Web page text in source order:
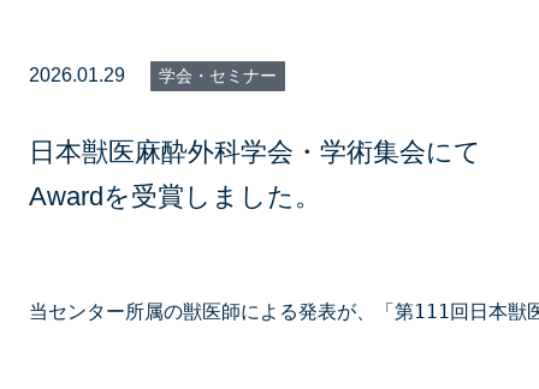
2026.01.29 学会・セミナー
日本獣医麻酔外科学会・学術集会にて
Awardを受賞しました。
当センター所属の獣医師による発表が、「第111回日本